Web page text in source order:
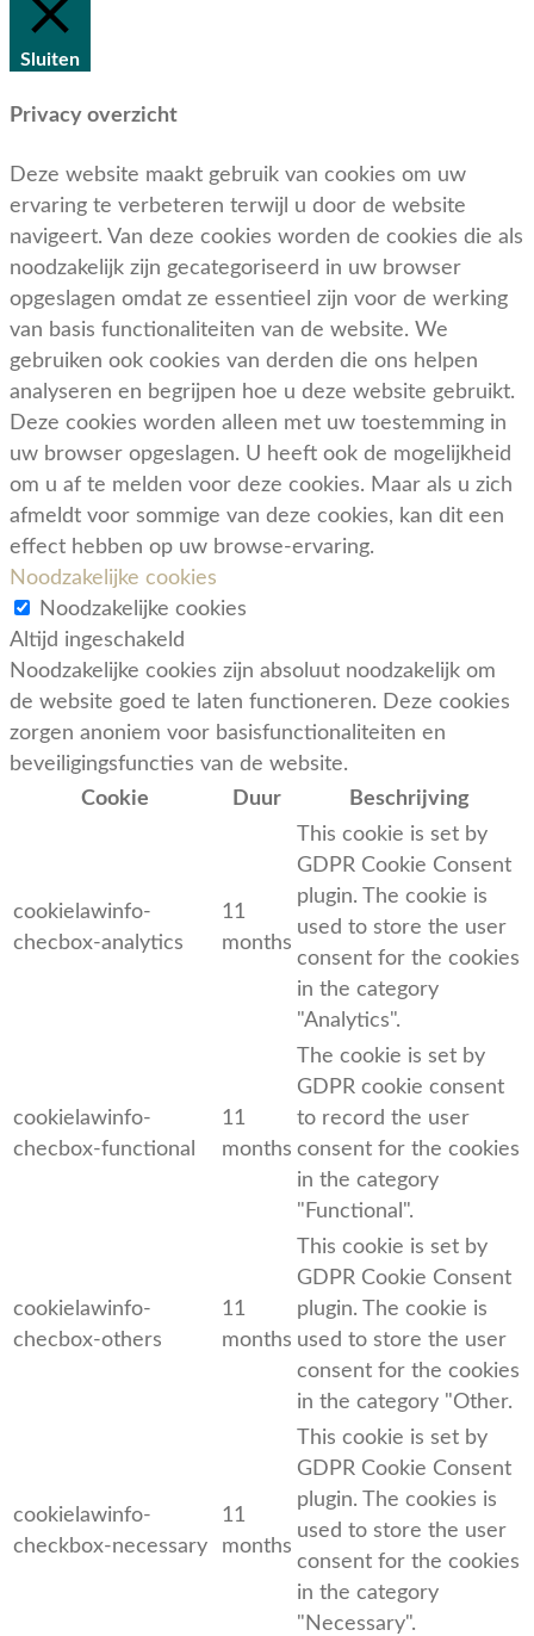
Sluiten
Privacy overzicht
Deze website maakt gebruik van cookies om uw
ervaring te verbeteren terwijl u door de website
navigeert. Van deze cookies worden de cookies die als
noodzakelijk zijn gecategoriseerd in uw browser
opgeslagen omdat ze essentieel zijn voor de werking
van basis functionaliteiten van de website. We
gebruiken ook cookies van derden die ons helpen
analyseren en begrijpen hoe u deze website gebruikt.
Deze cookies worden alleen met uw toestemming in
uw browser opgeslagen. U heeft ook de mogelijkheid
om u af te melden voor deze cookies. Maar als u zich
afmeldt voor sommige van deze cookies, kan dit een
effect hebben op uw browse-ervaring.
Noodzakelijke cookies
Noodzakelijke cookies
Altijd ingeschakeld
Noodzakelijke cookies zijn absoluut noodzakelijk om
de website goed te laten functioneren. Deze cookies
zorgen anoniem voor basisfunctionaliteiten en
beveiligingsfuncties van de website.
Cookie
Duur Beschrijving
cookielawinfo-
checbox-analytics
11
months
This cookie is set by
GDPR Cookie Consent
plugin. The cookie is
used to store the user
consent for the cookies
in the category
"Analytics".
cookielawinfo-
checbox-functional
11
months
The cookie is set by
GDPR cookie consent
to record the user
consent for the cookies
in the category
"Functional".
cookielawinfo-
checbox-others
11
months
This cookie is set by
GDPR Cookie Consent
plugin. The cookie is
used to store the user
consent for the cookies
in the category "Other.
cookielawinfo-
checkbox-necessary
11
months
This cookie is set by
GDPR Cookie Consent
plugin. The cookies is
used to store the user
consent for the cookies
in the category
"Necessary".